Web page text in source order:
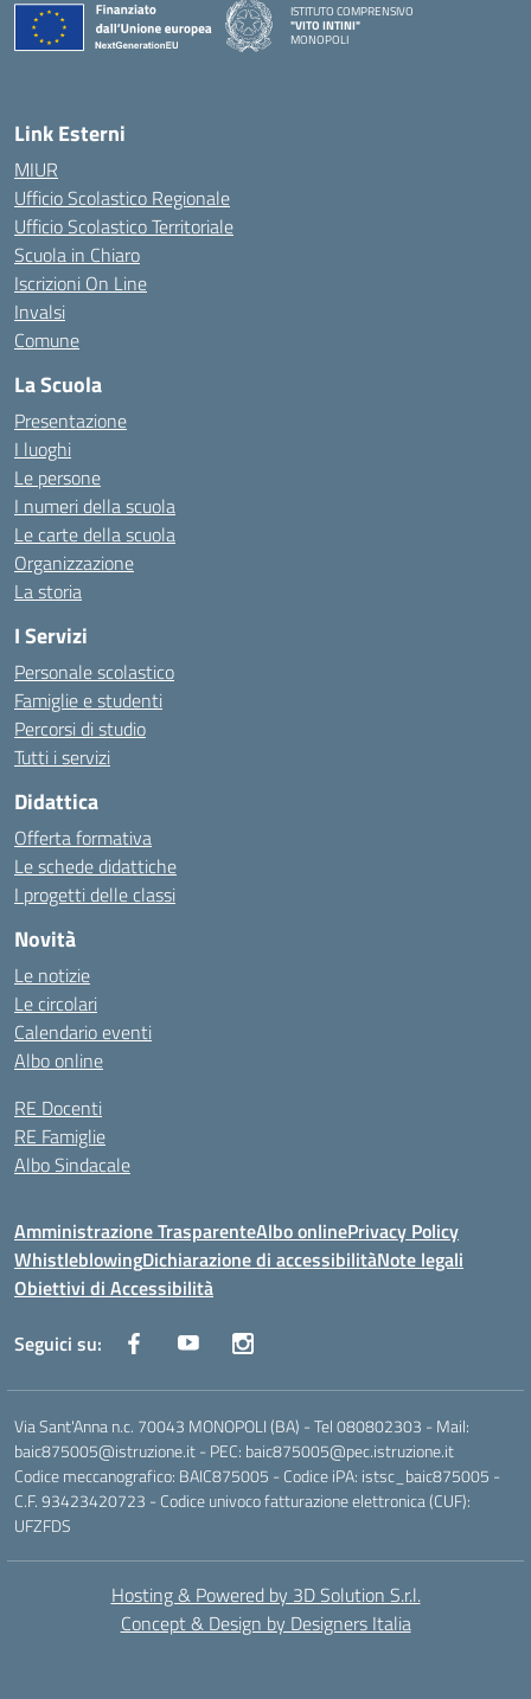
ISTITUTO COMPRENSIVO
"VITO INTINI"
MONOPOLI
Link Esterni
MIUR
Ufficio Scolastico Regionale
Ufficio Scolastico Territoriale
Scuola in Chiaro
Iscrizioni On Line
Invalsi
Comune
La Scuola
Presentazione
I luoghi
Le persone
I numeri della scuola
Le carte della scuola
Organizzazione
La storia
I Servizi
Personale scolastico
Famiglie e studenti
Percorsi di studio
Tutti i servizi
Didattica
Offerta formativa
Le schede didattiche
I progetti delle classi
Novità
Le notizie
Le circolari
Calendario eventi
Albo online
RE Docenti
RE Famiglie
Albo Sindacale
Amministrazione TrasparenteAlbo onlinePrivacy Policy
WhistleblowingDichiarazione di accessibilitàNote legali
Obiettivi di Accessibilità
Seguici su:
Via Sant'Anna n.c. 70043 MONOPOLI (BA) - Tel 080802303 - Mail:
baic875005@istruzione.it - PEC: baic875005@pec.istruzione.it
Codice meccanografico: BAIC875005 - Codice iPA: istsc_baic875005 -
C.F. 93423420723 - Codice univoco fatturazione elettronica (CUF):
UFZFDS
Hosting & Powered by 3D Solution S.r.l.
Concept & Design by Designers Italia